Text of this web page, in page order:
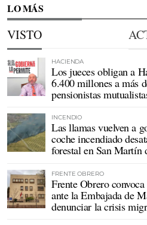
LO MÁS
VISTO
HACIENDA
Los jueces obligan a
6.400 millones a más
pensionistas
INCENDIO
Las llamas vuelven a
coche incendiado
forestal en San Martín
FRENTE OBRERO
Frente Obrero
ante la Embajada de
denunciar la crisis